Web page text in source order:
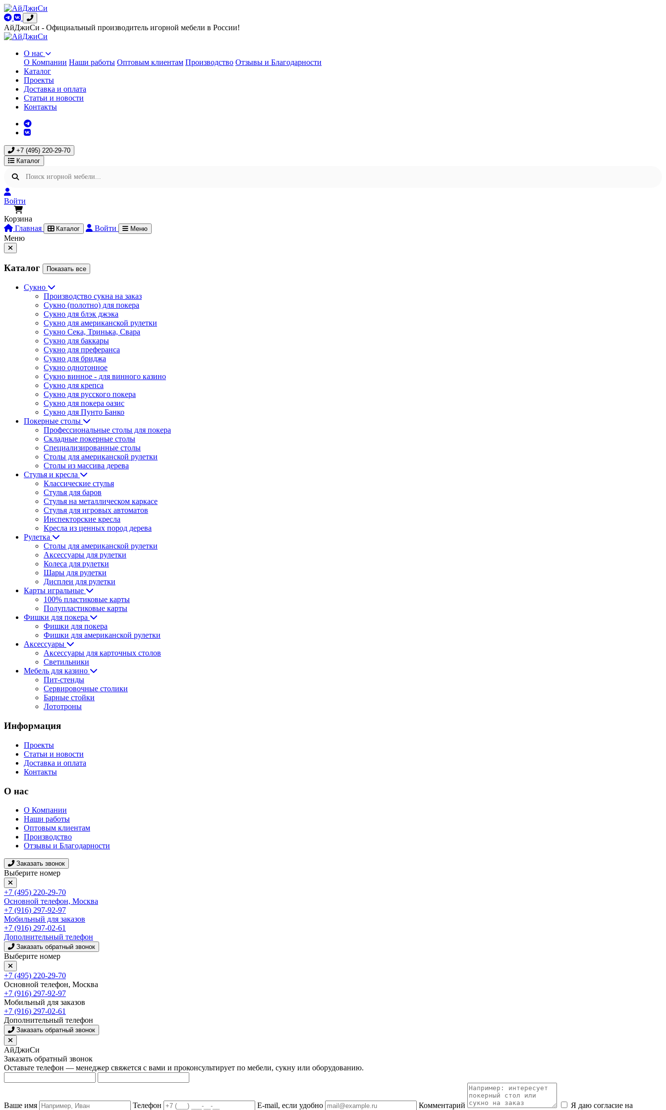
АйДжиСи - Официальный производитель игорной мебели в России!
О нас
О Компании Наши работы Оптовым клиентам Производство Отзывы и Благодарности
Каталог
Проекты
Доставка и оплата
Статьи и новости
Контакты
+7 (495) 220-29-70
Каталог
Войти
Корзина
Главная
Каталог Войти Меню
Меню
Каталог Показать все
Сукно
Производство сукна на заказ
Сукно (полотно) для покера
Сукно для блэк джэка
Сукно для американской рулетки
Сукно Сека, Тринька, Свара
Сукно для баккары
Сукно для преферанса
Сукно для бриджа
Сукно однотонное
Сукно винное - для винного казино
Сукно для крепса
Сукно для русского покера
Сукно для покера оазис
Сукно для Пунто Банко
Покерные столы
Профессиональные столы для покера
Складные покерные столы
Специализированные столы
Столы для американской рулетки
Столы из массива дерева
Стулья и кресла
Классические стулья
Стулья для баров
Стулья на металлическом каркасе
Стулья для игровых автоматов
Инспекторские кресла
Кресла из ценных пород дерева
Рулетка
Столы для американской рулетки
Аксессуары для рулетки
Колеса для рулетки
Шары для рулетки
Дисплеи для рулетки
Карты игральные
100% пластиковые карты
Полупластиковые карты
Фишки для покера
Фишки для покера
Фишки для американской рулетки
Аксессуары
Аксессуары для карточных столов
Светильники
Мебель для казино
Пит-стенды
Сервировочные столики
Барные стойки
Лототроны
Информация
Проекты
Статьи и новости
Доставка и оплата
Контакты
О нас
О Компании
Наши работы
Оптовым клиентам
Производство
Отзывы и Благодарности
Заказать звонок
Выберите номер
+7 (495) 220-29-70
Основной телефон, Москва
+7 (916) 297-92-97
Мобильный для заказов
+7 (916) 297-02-61
Дополнительный телефон
Заказать обратный звонок
Выберите номер
+7 (495) 220-29-70
Основной телефон, Москва
+7 (916) 297-92-97
Мобильный для заказов
+7 (916) 297-02-61
Дополнительный телефон
Заказать обратный звонок
АйДжиСи
Заказать обратный звонок
Оставьте телефон — менеджер свяжется с вами и проконсультирует по мебели, сукну или оборудованию.
Ваше имя Телефон E-mail, если удобно Комментарий
Я даю согласие на